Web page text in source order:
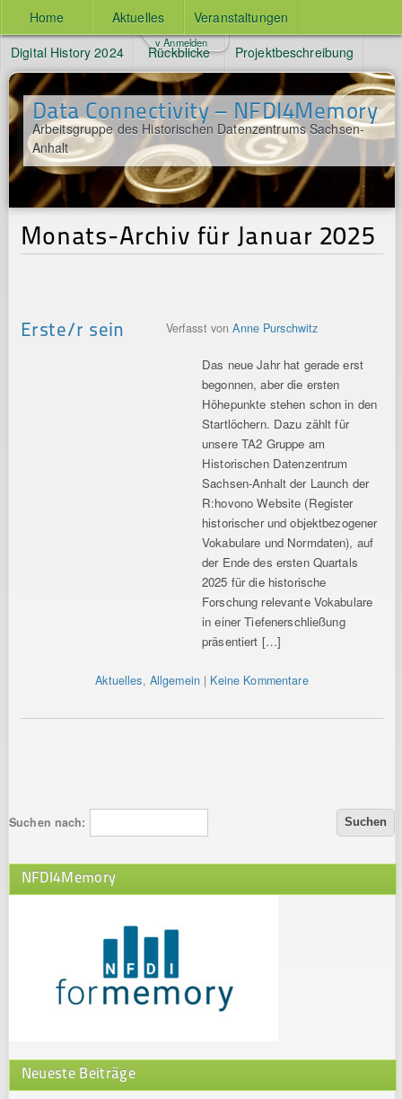
Home Aktuelles
Veranstaltungen
Digital History 2024
Rückblicke Projektbeschreibung
Data Connectivity – NFDI4Memory
Arbeitsgruppe des Historischen Datenzentrums Sachsen-
Anhalt
v Anmelden
Monats-Archiv für Januar 2025
Erste/r sein Verfasst vonAnne Purschwitz
Das neue Jahr hat gerade erst
begonnen, aber die ersten
Höhepunkte stehen schon in den
Startlöchern. Dazu zählt für
unsere TA2 Gruppe am
Historischen Datenzentrum
Sachsen-Anhalt der Launch der
R:hovono Website (Register
historischer und objektbezogener
Vokabulare und Normdaten), auf
der Ende des ersten Quartals
2025 für die historische
Forschung relevante Vokabulare
in einer Tiefenerschließung
präsentiert […]
Aktuelles, Allgemein | Keine Kommentare
Suchen nach:
NFDI4Memory
Neueste Beiträge